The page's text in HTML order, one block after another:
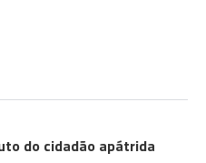
do cidadão apátrida